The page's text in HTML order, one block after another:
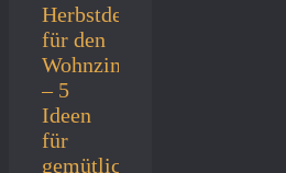
Herbstdeko
für den
Wohnzimmertisch
– 5
Ideen
für
gemütliche